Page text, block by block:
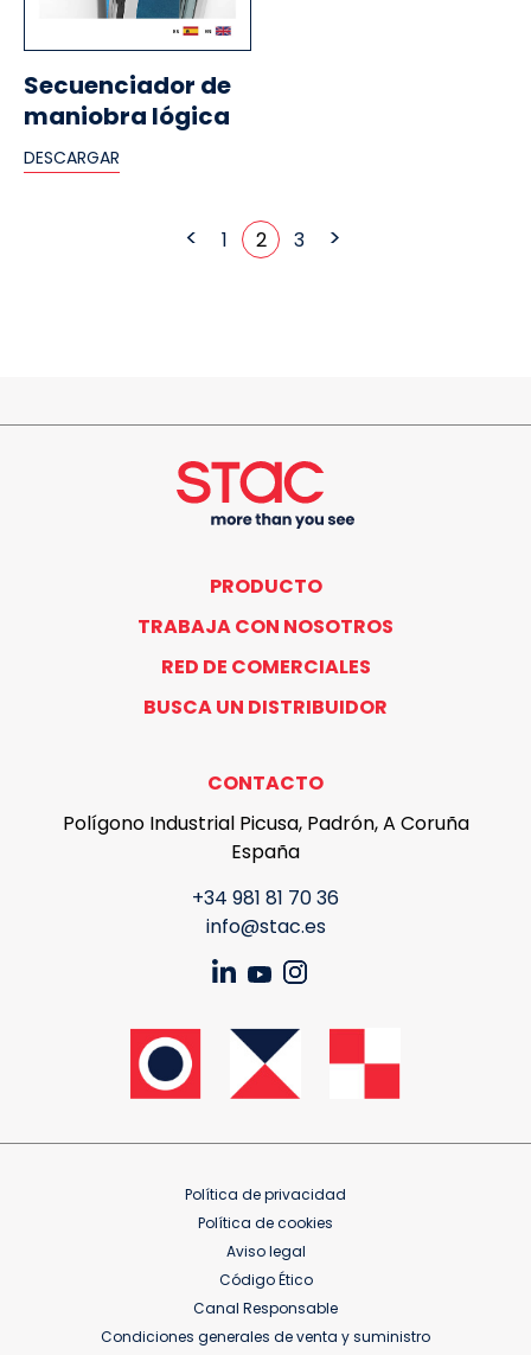
Secuenciador de
maniobra lógica
DESCARGAR
< 1 2 3 >
PRODUCTO
TRABAJA CON NOSOTROS
RED DE COMERCIALES
BUSCA UN DISTRIBUIDOR
CONTACTO
Polígono Industrial Picusa, Padrón, A Coruña
España
+34 981 81 70 36
info@stac.es
Política de privacidad
Política de cookies
Aviso legal
Código Ético
Canal Responsable
Condiciones generales de venta y suministro